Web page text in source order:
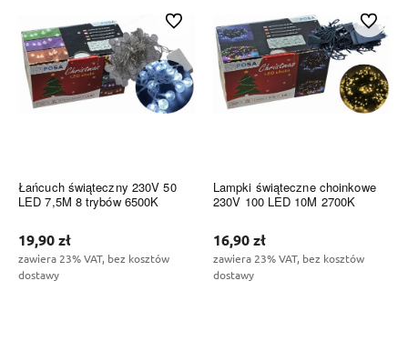
Łańcuch świąteczny 230V 50
LED 7,5M 8 trybów 6500K
19,90 zł
zawiera 23% VAT, bez kosztów
dostawy
Do ulubionych
Lampki świąteczne choinkowe
230V 100 LED 10M 2700K
16,90 zł
zawiera 23% VAT, bez kosztów
dostawy
Do